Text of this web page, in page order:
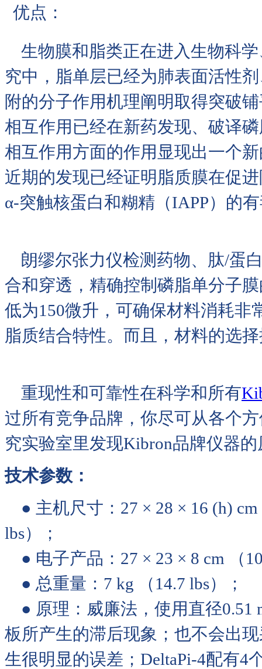
优点：
生物膜和脂类正在进入生物科
究中，脂单层已经为肺表面活性
附的分子作用机理阐明取得突破
相互作用已经在新药发现、破译
相互作用方面的作用显现出一个
近期的发现已经证明脂质膜在促
α-突触核蛋白和糊精（IAPP）的
朗缪尔张力仪检测药物、肽/蛋
合和穿透，精确控制磷脂单分子
低为150微升，可确保材料消耗非
脂质结合特性。而且，材料的选
重现性和可靠性在科学和所有
过所有竞争品牌，你尽可从各个
究实验室里发现Kibron品牌仪器的
技术参数：
● 主机尺寸：27 × 28 × 16 (h) cm
lbs）；
● 电子产品：27 × 23 × 8 cm （
● 总重量：7 kg （14.7 lbs）；
● 原理：威廉法，使用直径0.51
板所产生的滞后现象；也不会出
生很明显的误差；DeltaPi-4配有4